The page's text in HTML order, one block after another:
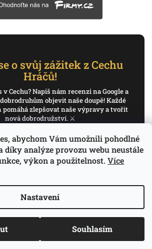
abychom Vám umožnili pohodlné
díky analýze provozu webu neustále
výkon a použitelnost. Více
Nastavení
Souhlasím
o svůj zážitek z Cechu
Hráčů!
Cechu? Napiš nám recenzi na Google a
objevit naše doupě! Každé
pomáhá zlepšovat naše výpravy a tvořit
nová dobrodružství. ⚔️
Napiš recenzi na Google
že pomáháš psát příběh Cechu Hráčů.
Copyright 2026 Cech Hráčů. Všechna práva
vyhrazena.